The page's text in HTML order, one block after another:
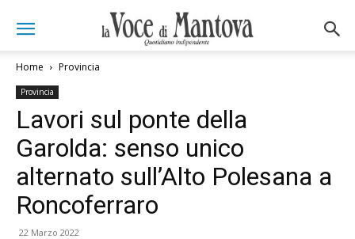
Home Provincia
Provincia
Lavori sul ponte della
Garolda: senso unico
alternato sull’Alto Polesana a
Roncoferraro
22 Marzo 2022